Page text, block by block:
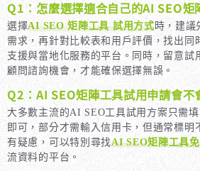
Q1：怎麼選擇適合自己的AI SEO矩
選擇AI SEO 矩陣工具 試用方式時，建議
需求，再針對比較表和用戶評價，找出同
支援與當地化服務的平台。同時，留意試
顧問諮詢機會，才能確保選擇無誤。
Q2：AI SEO矩陣工具試用申請會不
大多數主流的AI SEO工具試用方案只需
即可，部分才需輸入信用卡，但通常標明
有疑慮，可以特別尋找AI SEO矩陣工具
流資料的平台。